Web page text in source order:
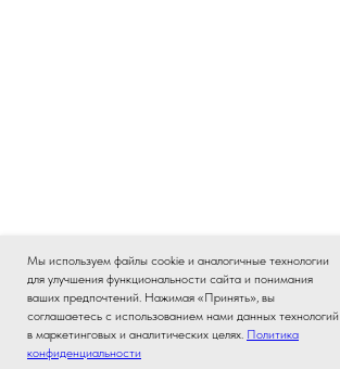
Мы используем файлы cookie и аналогичные технологии
для улучшения функциональности сайта и понимания
ваших предпочтений. Нажимая «Принять», вы
соглашаетесь с использованием нами данных технологий
в маркетинговых и аналитических целях. Политика
конфиденциальности